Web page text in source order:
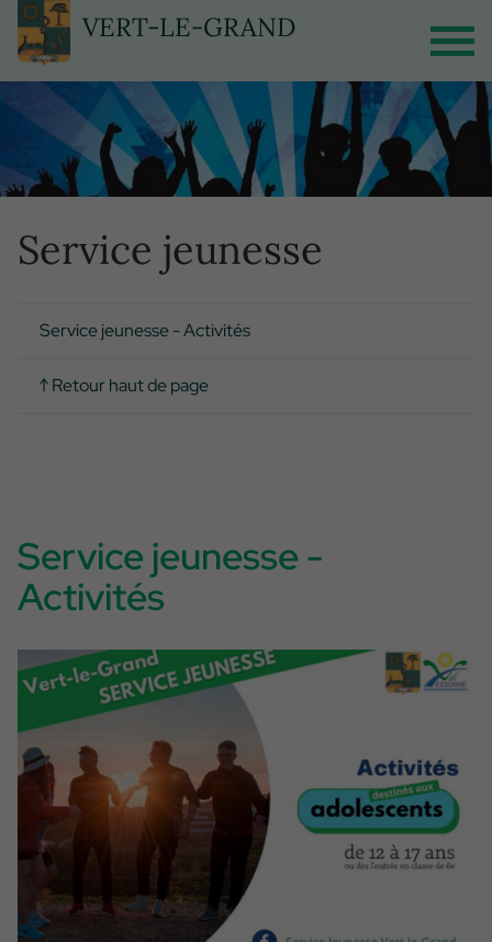
VERT-LE-GRAND
Service jeunesse
Service jeunesse - Activités
↑ Retour haut de page
Service jeunesse -
Activités
Panneau de gestion des cookies